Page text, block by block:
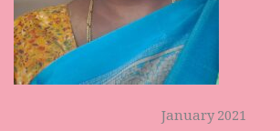
January 2021